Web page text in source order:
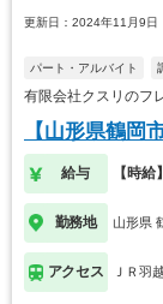
更新日：2024年11月9日
パート・アルバイト
有限会社クスリのフ
【山形県鶴
給与 【時
勤務地 山形県
アクセス ＪＲ羽